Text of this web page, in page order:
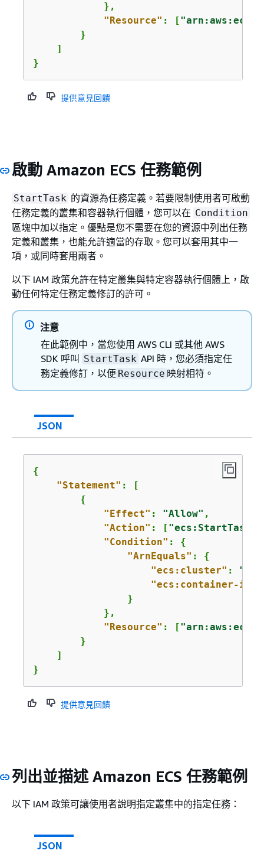
            },
"Resource" : [
        }
    ]
}
提供意見回饋
啟動 Amazon ECS 任務範例
StartTask 的資源為任務定義。若要限制使用者可啟動
任務定義的叢集和容器執行個體，您可以在 Condition
區塊中加以指定。優點是您不需要在您的資源中列出任務
定義和叢集，也能允許適當的存取。您可以套用其中一
項，或同時套用兩者。
以下 IAM 政策允許在特定叢集與特定容器執行個體上，啟
動任何特定任務定義修訂的許可。
注意
在此範例中，當您使用 AWS CLI 或其他 AWS
SDK 呼叫 StartTask API 時，您必須指定任
務定義修訂，以便 Resource 映射相符。
JSON
{
"Statement" : [
{
"Effect" : "Allow" ,
"Action" : ["ecs:StartTask"
"Condition" : {
"ArnEquals" : {
"ecs:cluster" :
"ecs:container-
                }
            },
"Resource" : [
        }
    ]
}
提供意見回饋
列出並描述 Amazon ECS 任務範例
以下 IAM 政策可讓使用者說明指定叢集中的指定任務：
JSON